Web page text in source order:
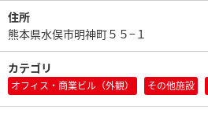
住所
熊本県水俣市明神町５５−１
カテゴリ
オフィス・商業ビル（外観） その他施設